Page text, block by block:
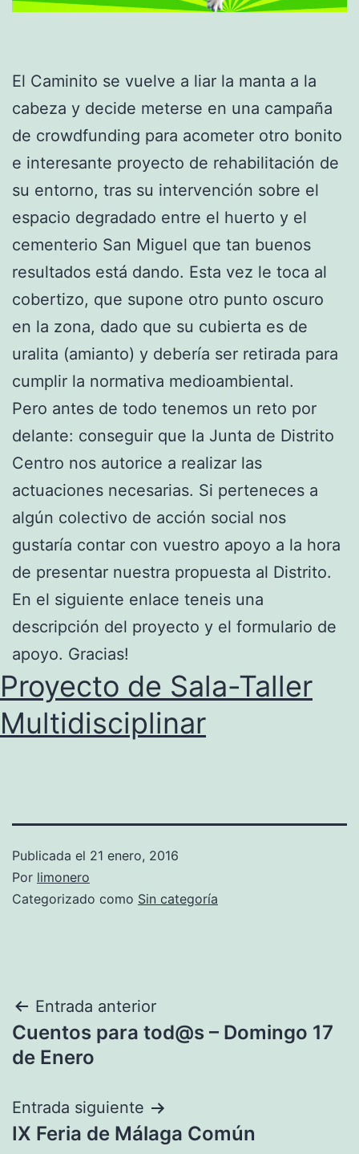
El Caminito se vuelve a liar la manta a la
cabeza y decide meterse en una campaña
de crowdfunding para acometer otro bonito
e interesante proyecto de rehabilitación de
su entorno, tras su intervención sobre el
espacio degradado entre el huerto y el
cementerio San Miguel que tan buenos
resultados está dando. Esta vez le toca al
cobertizo, que supone otro punto oscuro
en la zona, dado que su cubierta es de
uralita (amianto) y debería ser retirada para
cumplir la normativa medioambiental.
Pero antes de todo tenemos un reto por
delante: conseguir que la Junta de Distrito
Centro nos autorice a realizar las
actuaciones necesarias. Si perteneces a
algún colectivo de acción social nos
gustaría contar con vuestro apoyo a la hora
de presentar nuestra propuesta al Distrito.
En el siguiente enlace teneis una
descripción del proyecto y el formulario de
apoyo. Gracias!
Proyecto de Sala-Taller
Multidisciplinar
Publicada el 21 enero, 2016
Por limonero
Categorizado como Sin categoría
Navegación
de
Entrada anterior
Cuentos para tod@s – Domingo 17
de Enero
Entrada siguiente
IX Feria de Málaga Común